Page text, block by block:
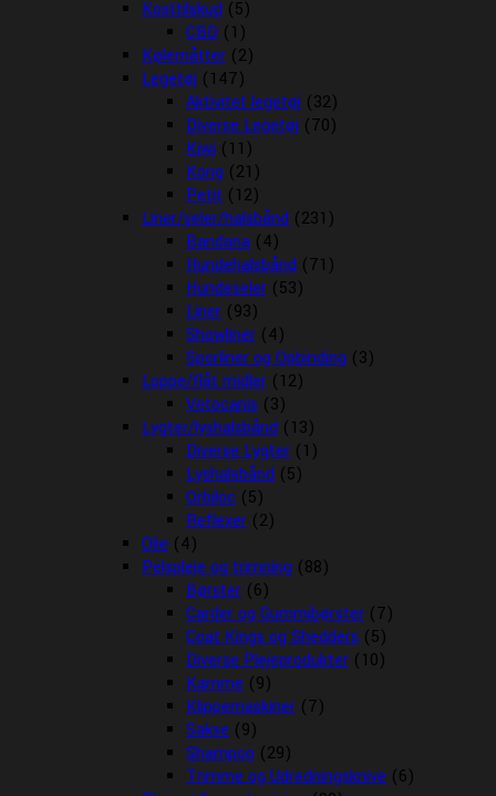
Kosttilskud (5)
CBD (1)
Kølemåtter (2)
Legetøj (147)
Aktivitet legetøj (32)
Diverse Legetøj (70)
Kiwi (11)
Kong (21)
Petit (12)
Liner/seler/halsbånd (231)
Bandana (4)
Hundehalsbånd (71)
Hundeseler (53)
Liner (93)
Showliner (4)
Sporliner og Opbinding (3)
Loppe/flåt midler (12)
Vetocanis (3)
Lygter/lyshalsbånd (13)
Diverse Lygter (1)
Lyshalsbånd (5)
Orbiloc (5)
Reflexer (2)
Olie (4)
Pelspleje og trimning (88)
Børster (6)
Carder og Gummibørster (7)
Coat Kings og Shedders (5)
Diverse Plejeprodukter (10)
Kamme (9)
Klippemaskiner (7)
Sakse (9)
Shampoo (29)
Trimme og Udredningsknive (6)